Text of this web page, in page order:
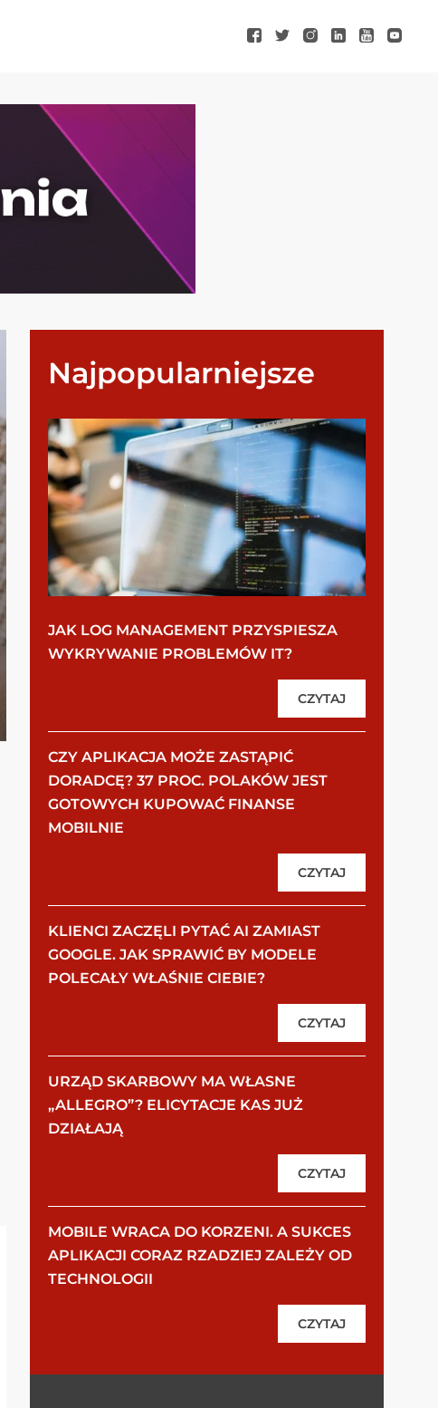
Najpopularniejsze
JAK LOG MANAGEMENT PRZYSPIESZA
WYKRYWANIE PROBLEMÓW IT?
CZYTAJ
CZY APLIKACJA MOŻE ZASTĄPIĆ
DORADCĘ? 37 PROC. POLAKÓW JEST
GOTOWYCH KUPOWAĆ FINANSE
MOBILNIE
CZYTAJ
KLIENCI ZACZĘLI PYTAĆ AI ZAMIAST
GOOGLE. JAK SPRAWIĆ BY MODELE
POLECAŁY WŁAŚNIE CIEBIE?
CZYTAJ
URZĄD SKARBOWY MA WŁASNE
„ALLEGRO”? ELICYTACJE KAS JUŻ
DZIAŁAJĄ
CZYTAJ
MOBILE WRACA DO KORZENI. A SUKCES
APLIKACJI CORAZ RZADZIEJ ZALEŻY OD
TECHNOLOGII
CZYTAJ